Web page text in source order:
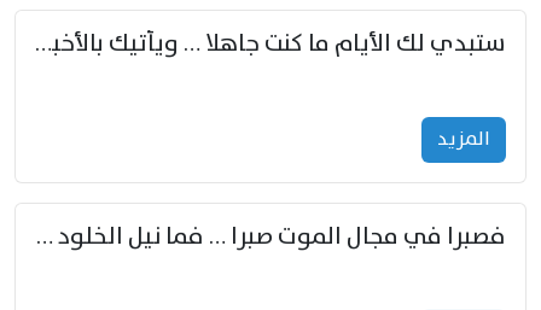
ستبدي لك الأيام ما كنت جاهلا … ويأتيك بالأخبار من لم تزوّد
المزید
فصبرا في مجال الموت صبرا … فما نيل الخلود بمستطاع